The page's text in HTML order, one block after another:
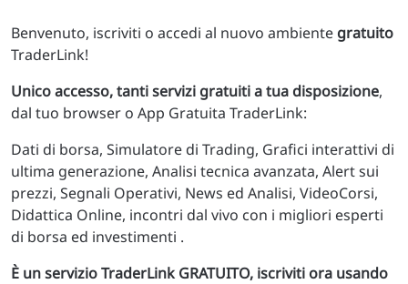
Benvenuto, iscriviti o accedi al nuovo ambiente gratuito
TraderLink!
Unico accesso, tanti servizi gratuiti a tua disposizione,
dal tuo browser o App Gratuita TraderLink:
Dati di borsa, Simulatore di Trading, Grafici interattivi di
ultima generazione, Analisi tecnica avanzata, Alert sui
prezzi, Segnali Operativi, News ed Analisi, VideoCorsi,
Didattica Online, incontri dal vivo con i migliori esperti
di borsa ed investimenti .
È un servizio TraderLink GRATUITO, iscriviti ora usando